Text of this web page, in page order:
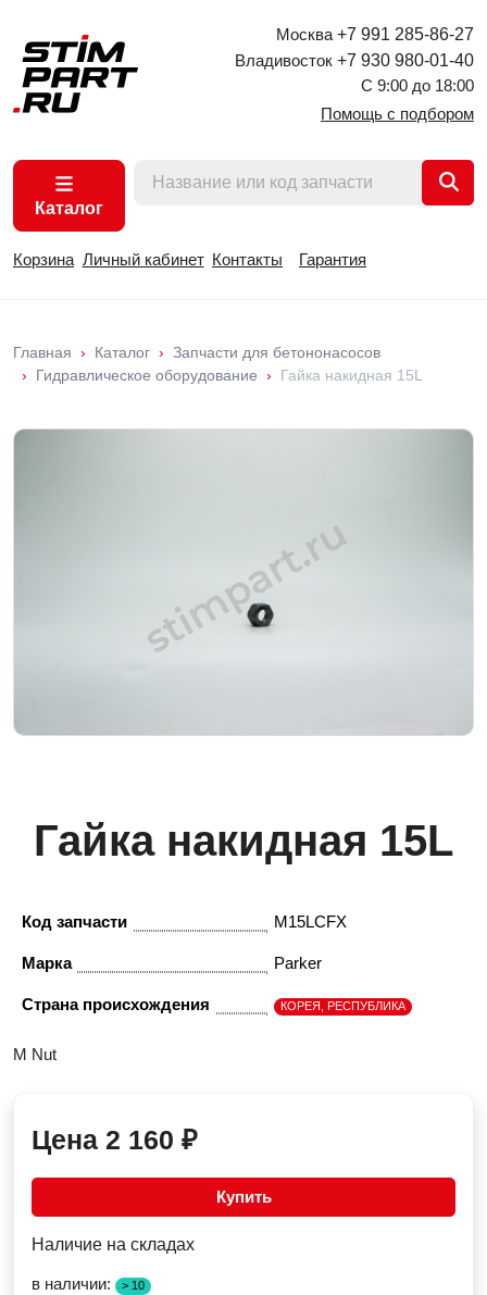
Москва +7 991 285-86-27
Владивосток +7 930 980-01-40
С 9:00 до 18:00
Помощь с подбором
Каталог
Корзина Личный кабинет Контакты Гарантия
Главная Каталог
Запчасти для бетононасосов
Гидравлическое оборудование
Гайка накидная 15L
Гайка накидная 15L
Код запчасти M15LCFX
Марка Parker
Страна происхождения КОРЕЯ, РЕСПУБЛИКА
M Nut
Цена 2 160 ₽
Купить
Наличие на складах
в наличии: > 10